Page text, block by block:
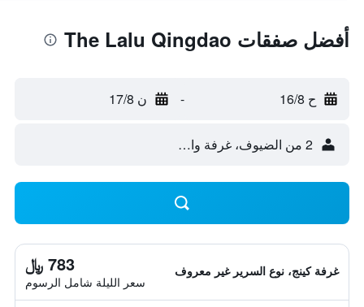
أفضل صفقات The Lalu Qingdao
ح 16/8 - ن 17/8
2 من الضيوف، غرفة واحدة
غرفة كينج، نوع السرير غير معروف 783 ﷼
سعر الليلة شامل الرسوم